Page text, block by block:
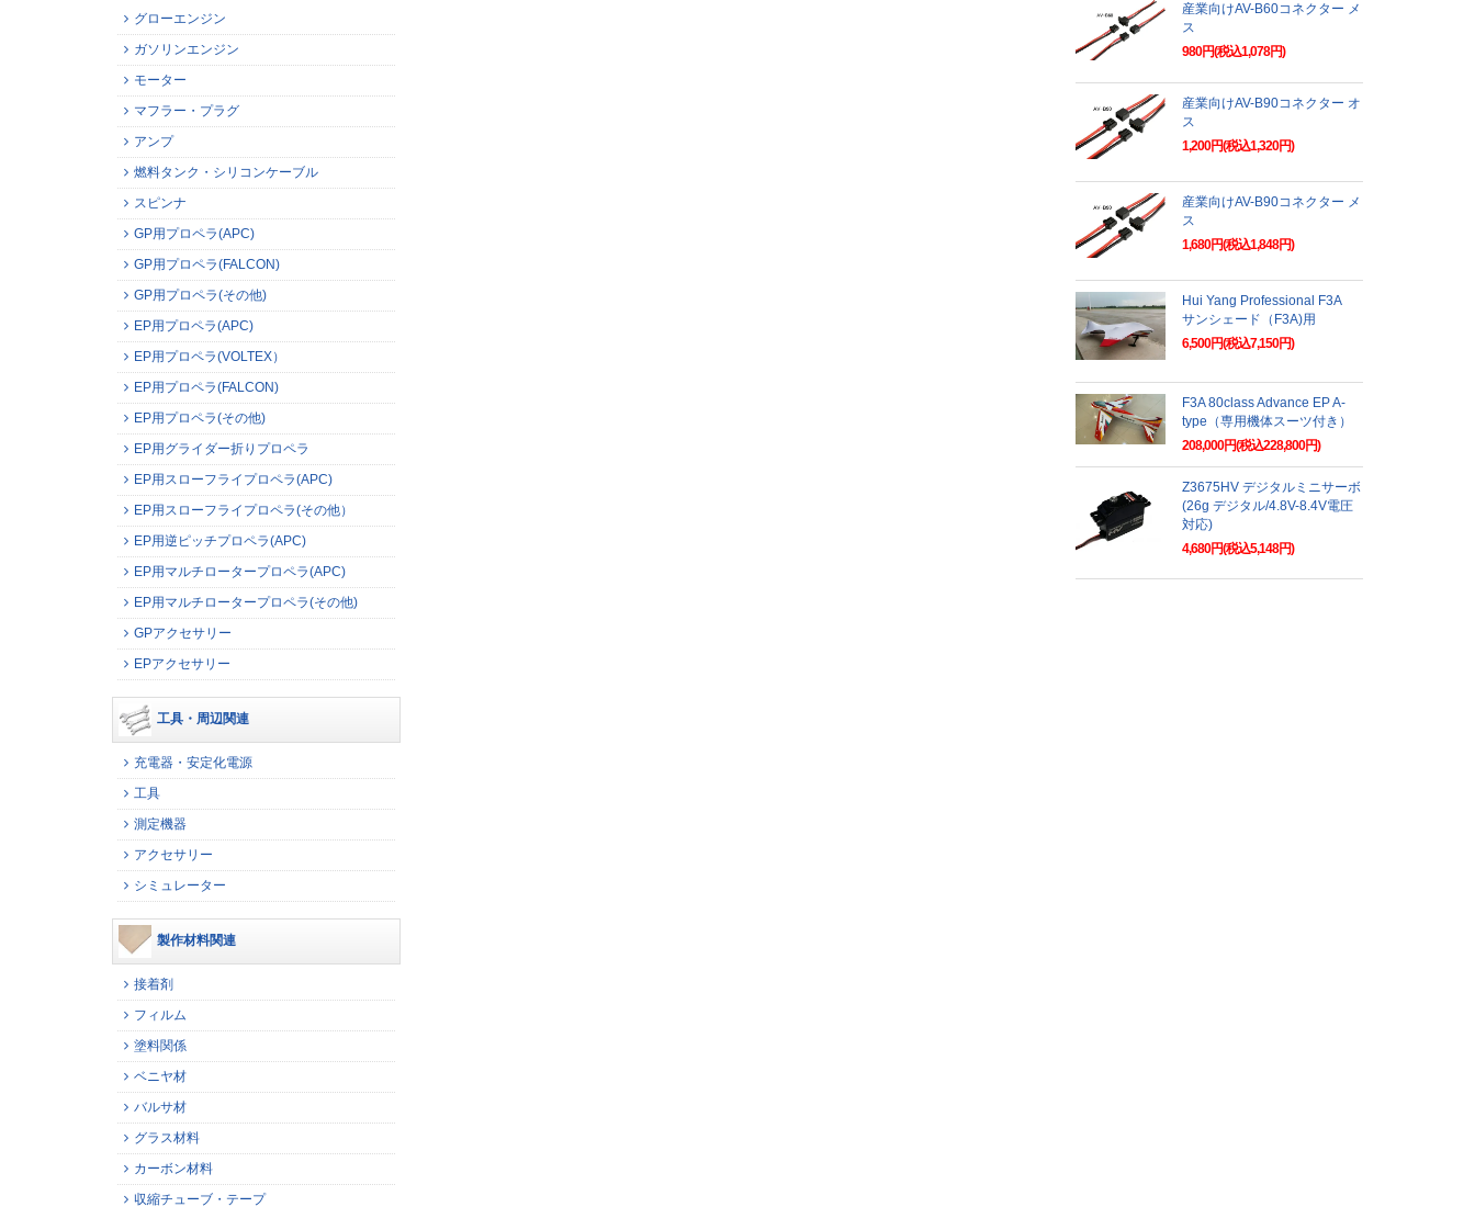
グローエンジン
ガソリンエンジン
モーター
マフラー・プラグ
アンプ
燃料タンク・シリコンケーブル
スピンナ
GP用プロペラ(APC)
GP用プロペラ(FALCON)
GP用プロペラ(その他)
EP用プロペラ(APC)
EP用プロペラ(VOLTEX）
EP用プロペラ(FALCON)
EP用プロペラ(その他)
EP用グライダー折りプロペラ
EP用スローフライプロペラ(APC)
EP用スローフライプロペラ(その他）
EP用逆ピッチプロペラ(APC)
EP用マルチロータープロペラ(APC)
EP用マルチロータープロペラ(その他)
GPアクセサリー
EPアクセサリー
工具・周辺関連
充電器・安定化電源
工具
測定機器
アクセサリー
シミュレーター
製作材料関連
接着剤
フィルム
塗料関係
ベニヤ材
バルサ材
グラス材料
カーボン材料
収縮チューブ・テープ
産業向けAV-B60コネクター メ
ス
980円(税込1,078円)
産業向けAV-B90コネクター オ
ス
1,200円(税込1,320円)
産業向けAV-B90コネクター メ
ス
1,680円(税込1,848円)
Hui Yang Professional F3A
サンシェード（F3A)用
6,500円(税込7,150円)
F3A 80class Advance EP A-
type（専用機体スーツ付き）
208,000円(税込228,800円)
Z3675HV デジタルミニサーボ
(26g デジタル/4.8V-8.4V電圧
対応)
4,680円(税込5,148円)